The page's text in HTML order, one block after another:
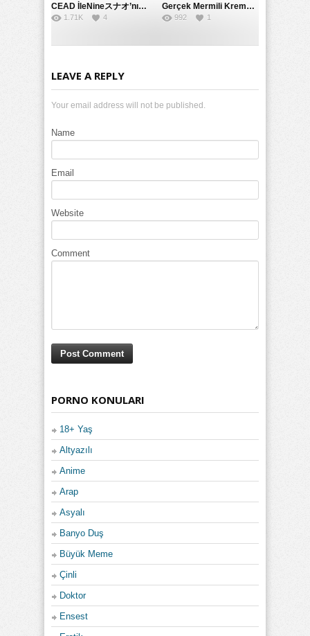
CEAD İleNineスナオ’nın Çılgın ve Seksüel Dünyası: Büyük Kalçalar ve Çılgın İlişkiler
1.71K 4
Gerçek Mermili Kremalı Pasta Büyük Dağıtımı, Ben Herkesin Özel Placesine Hizmet Eden En Üst Düzey Erotik Ürünler Günün Fırsatı
992 1
LEAVE A REPLY
Your email address will not be published.
Name
Email
Website
Comment
PORNO KONULARI
18+ Yaş
Altyazılı
Anime
Arap
Asyalı
Banyo Duş
Büyük Meme
Çinli
Doktor
Ensest